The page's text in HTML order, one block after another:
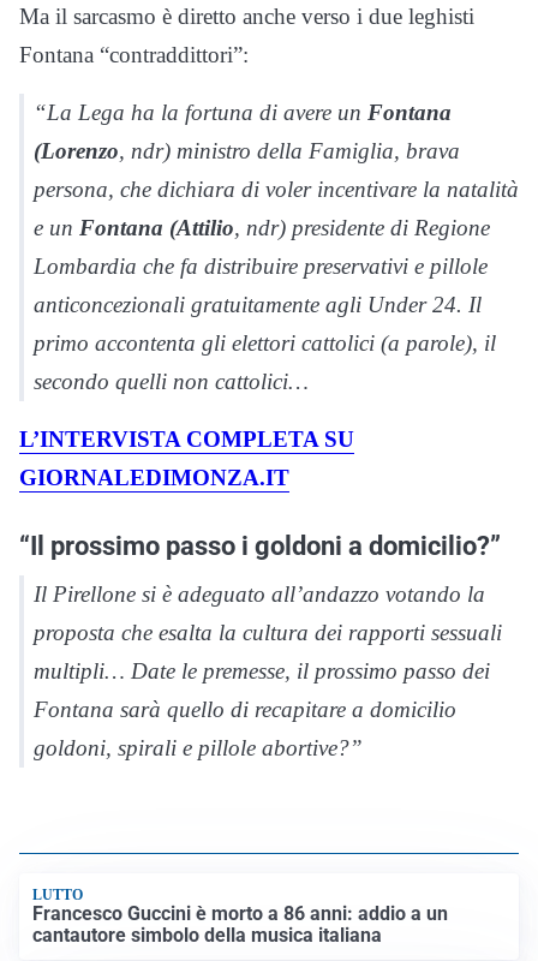
Ma il sarcasmo è diretto anche verso i due leghisti
Fontana “contraddittori”:
“La Lega ha la fortuna di avere un Fontana
(Lorenzo, ndr) ministro della Famiglia, brava
persona, che dichiara di voler incentivare la natalità
e un Fontana (Attilio, ndr) presidente di Regione
Lombardia che fa distribuire preservativi e pillole
anticoncezionali gratuitamente agli Under 24. Il
primo accontenta gli elettori cattolici (a parole), il
secondo quelli non cattolici…
L’INTERVISTA COMPLETA SU
GIORNALEDIMONZA.IT
“Il prossimo passo i goldoni a domicilio?”
Il Pirellone si è adeguato all’andazzo votando la
proposta che esalta la cultura dei rapporti sessuali
multipli… Date le premesse, il prossimo passo dei
Fontana sarà quello di recapitare a domicilio
goldoni, spirali e pillole abortive?”